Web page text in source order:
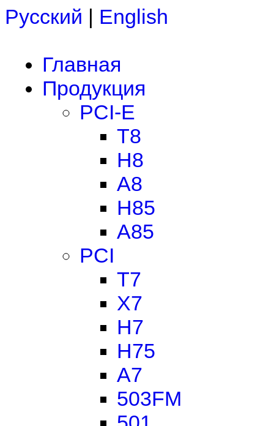
Русский | English
Главная
Продукция
PCI-E
T8
H8
A8
H85
A85
PCI
T7
X7
H7
H75
A7
503FM